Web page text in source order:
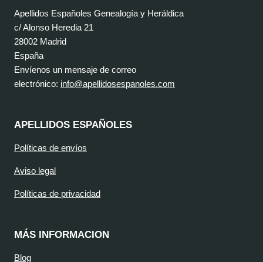
Apellidos Españoles Genealogía y Heráldica
c/ Alonso Heredia 21
28002 Madrid
España
Envíenos un mensaje de correo
electrónico: info@apellidosespanoles.com
APELLIDOS ESPAÑOLES
Políticas de envíos
Aviso legal
Políticas de privacidad
MÁS INFORMACION
Blog